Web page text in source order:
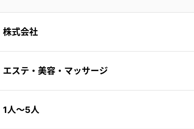
株式会社
エステ・美容・マッサージ
1人〜5人